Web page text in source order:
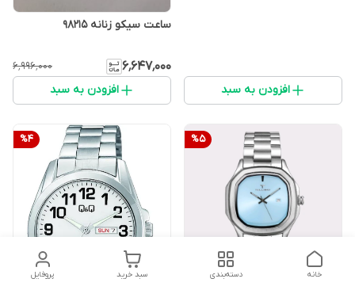
افزودن به سبد
ساعت سیکو زنانه 98215
۶٬۶۴۷٬۰۰۰ ۶٬۹۹۶٬۰۰۰
افزودن به سبد
%5
%4
پروفایل سبد خرید دسته‌بندی خانه